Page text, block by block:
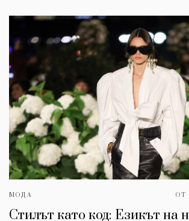
МОДА ОТ
Стилът като код: Езикът на